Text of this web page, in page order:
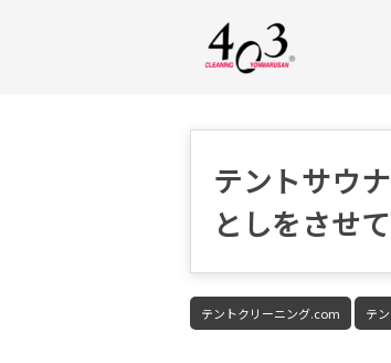
テントサウ
としをさせ
テントクリーニング.com テ